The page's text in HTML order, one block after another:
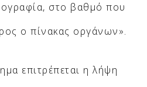
στο βαθμό που
ο πίνακας οργάνων».
επιτρέπεται η λήψη